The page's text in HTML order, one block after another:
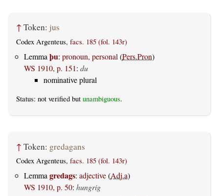
↑ Token: jus
Codex Argenteus, facs. 185 (fol. 143r)
Lemma þu: pronoun, personal (Pers.Pron)
WS 1910, p. 151: du
nominative plural
Status: not verified but unambiguous.
↑ Token: gredagans
Codex Argenteus, facs. 185 (fol. 143r)
Lemmagredags: adjective(Adj.a)
WS 1910, p. 50: hungrig